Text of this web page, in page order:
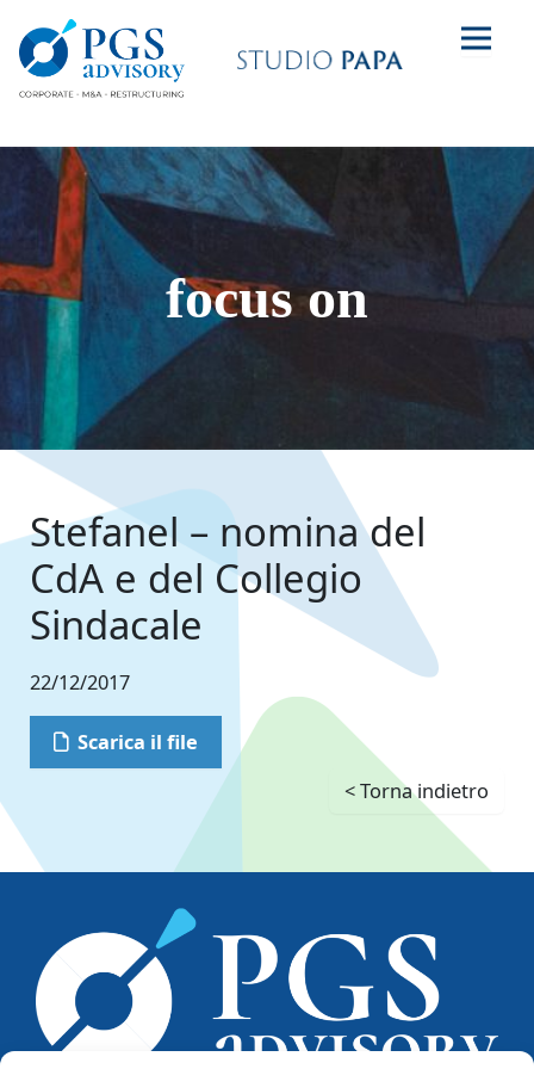
focus on
Stefanel – nomina del
CdA e del Collegio
Sindacale
22/12/2017
Scarica il file
< Torna indietro